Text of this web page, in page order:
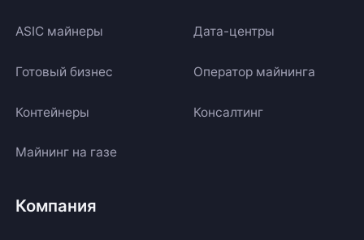
ASIC майнеры
Готовый бизнес
Контейнеры
Майнинг на газе
Дата-центры
Оператор майнинга
Консалтинг
Компания